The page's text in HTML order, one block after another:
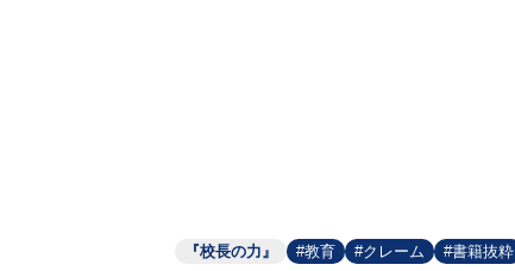
『校長の力』 #教育 #クレーム #書籍抜粋